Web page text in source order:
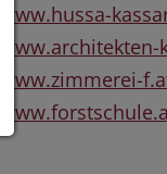
www.hussa-
www.zimmerei-